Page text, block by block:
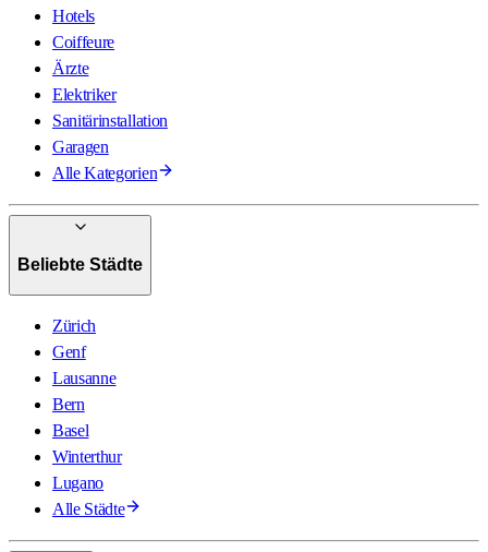
Hotels
Coiffeure
Ärzte
Elektriker
Sanitärinstallation
Garagen
Alle Kategorien
Beliebte Städte
Zürich
Genf
Lausanne
Bern
Basel
Winterthur
Lugano
Alle Städte